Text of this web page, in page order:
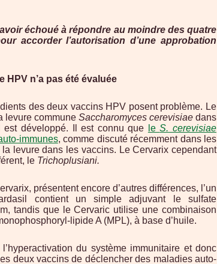
échoué à répondre au moindre des quatre
accorder l’autorisation d’une approbation
HPV n’a pas été évaluée
des deux vaccins HPV posent problème. Le
levure commune Saccharomyces cerevisiae dans
est développé. Il est connu que
leS. cerevisiae
immunes, comme discuté récemment dans les
levure dans les vaccins. Le Cervarix cependant
le Trichoplusiani.
présentent encore d’autres différences, l’un
contient un simple adjuvant le sulfate
tandis que le Cervaric utilise une combinaison
lipide A (MPL), à base d’huile.
du système immunitaire et donc
deux vaccins de déclencher des maladies auto-